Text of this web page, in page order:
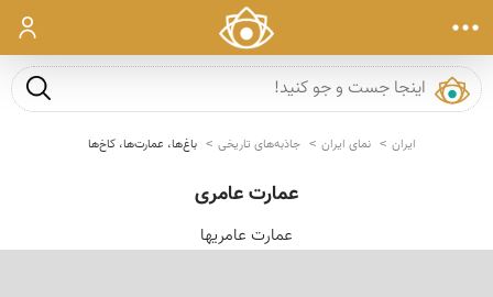
ورود
جست و
ایران نمای ایران جاذبه‌های تاریخی باغ‌ها، عمارت‌ها، کاخ‌ها
عمارت عامری
عمارت عامریها